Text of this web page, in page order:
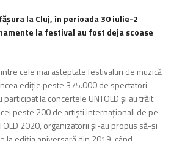
la Cluj, în perioada 30 iulie-2
la festival au fost deja scoase
cele mai așteptate festivaluri de muzică
ediție peste 375.000 de spectatori
la concertele UNTOLD și au trăit
peste 200 de artiști internaționali de pe
2020, organizatorii și-au propus să-și